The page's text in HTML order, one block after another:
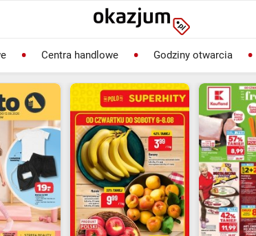
Centra handlowe Godziny otwarcia